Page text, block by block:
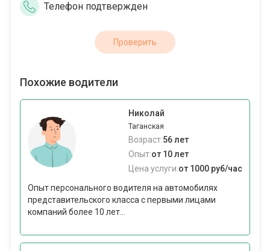
Телефон подтвержден
Проверить
Похожие водители
Николай
Таганская
Возраст:56 лет
Опыт:от 10 лет
Цена услуги:от 1000 руб/час
Опыт персонального водителя на автомобилях
представительского класса с первыми лицами
компаний более 10 лет...